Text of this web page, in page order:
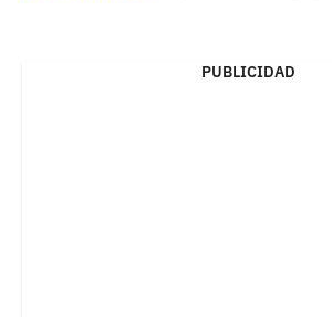
PUBLICIDAD